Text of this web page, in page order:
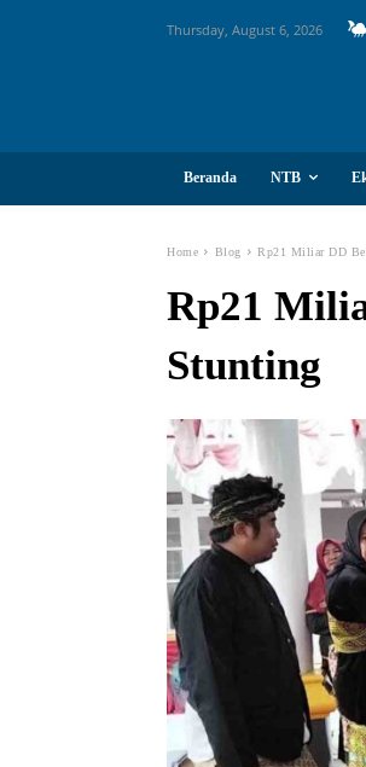
Thursday, August 6, 2026
Beranda NTB
Home Blog Rp21 Miliar DD
Rp21
Stunting